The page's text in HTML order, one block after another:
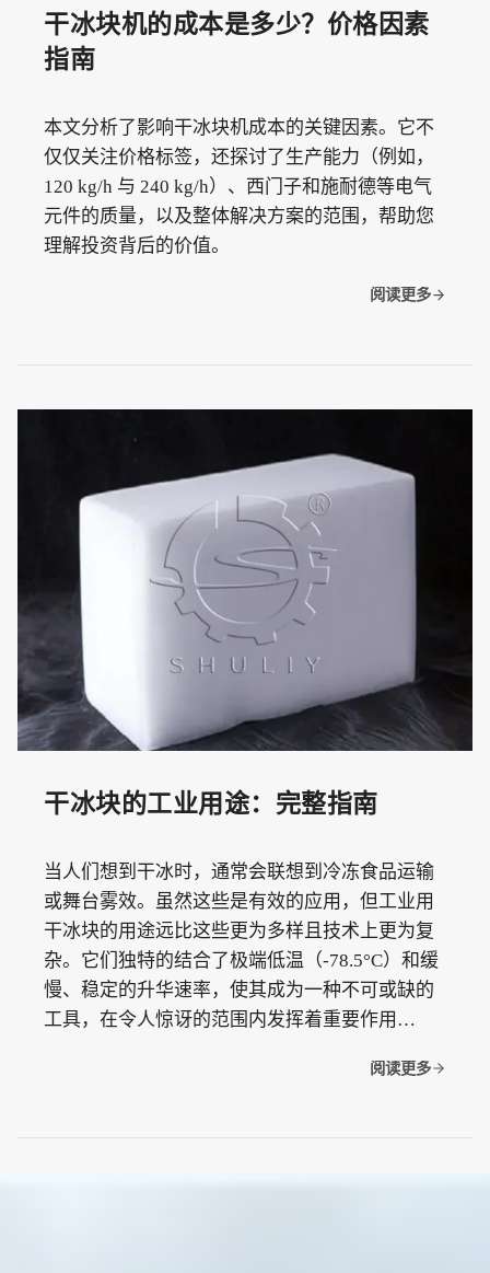
干冰块机的成本是多少？价格因素
指南
本文分析了影响干冰块机成本的关键因素。它不
仅仅关注价格标签，还探讨了生产能力（例如，
120 kg/h 与 240 kg/h）、西门子和施耐德等电气
元件的质量，以及整体解决方案的范围，帮助您
理解投资背后的价值。
阅读更多
干冰块的工业用途：完整指南
当人们想到干冰时，通常会联想到冷冻食品运输
或舞台雾效。虽然这些是有效的应用，但工业用
干冰块的用途远比这些更为多样且技术上更为复
杂。它们独特的结合了极端低温（-78.5°C）和缓
慢、稳定的升华速率，使其成为一种不可或缺的
工具，在令人惊讶的范围内发挥着重要作用…
阅读更多